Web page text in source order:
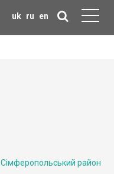
uk ru en
Сімферопольський район